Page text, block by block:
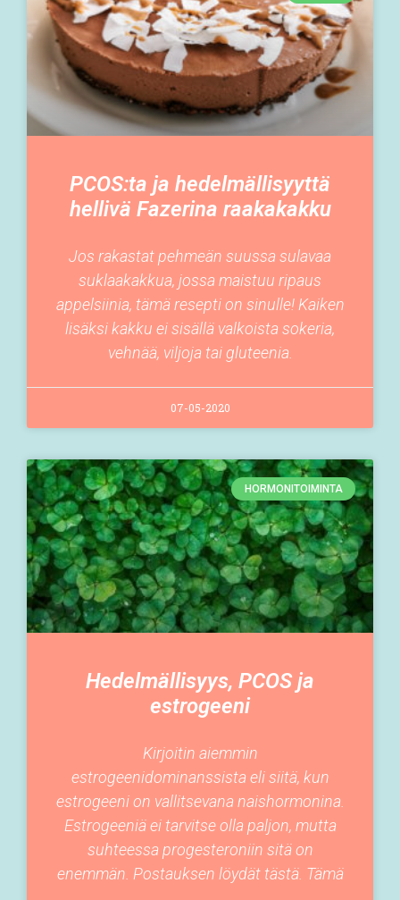
PCOS:ta ja hedelmällisyyttä
hellivä Fazerina raakakakku
Jos rakastat pehmeän suussa sulavaa
suklaakakkua, jossa maistuu ripaus
appelsiinia, tämä resepti on sinulle! Kaiken
lisäksi kakku ei sisällä valkoista sokeria,
vehnää, viljoja tai gluteenia.
07-05-2020
HORMONITOIMINTA
Hedelmällisyys, PCOS ja
estrogeeni
Kirjoitin aiemmin
estrogeenidominanssista eli siitä, kun
estrogeeni on vallitsevana naishormonina.
Estrogeeniä ei tarvitse olla paljon, mutta
suhteessa progesteroniin sitä on
enemmän. Postauksen löydät tästä. Tämä